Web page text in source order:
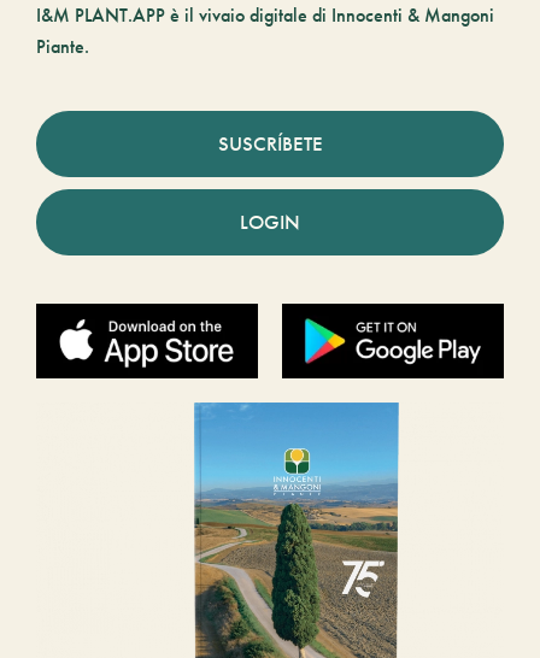
I&M PLANT.APP è il vivaio digitale di Innocenti & Mangoni
Piante.
SUSCRÍBETE
LOGIN